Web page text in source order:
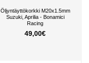
Öljyntäyttökorkki M20x1.5mm
Suzuki, Aprilia - Bonamici
Racing
49,00€